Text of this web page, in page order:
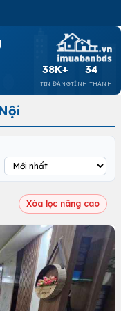
38K+
TIN ĐĂNG
34
TỈNH THÀNH
Xóa lọc nâng cao